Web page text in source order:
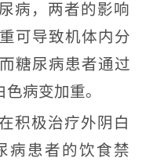
病，两者的影响
可导致机体内分
糖尿病患者通过
病变加重。
积极治疗外阴白
病患者的饮食禁